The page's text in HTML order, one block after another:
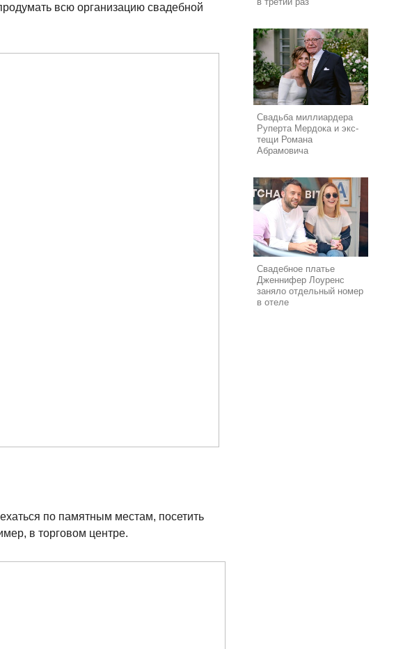
всю организацию свадебной
по памятным местам, посетить
в торговом центре.
Свадьба миллиардера
Руперта Мердока и экс-
тещи Романа
Абрамовича
Свадебное платье
Дженнифер Лоуренс
заняло отдельный номер
в отеле